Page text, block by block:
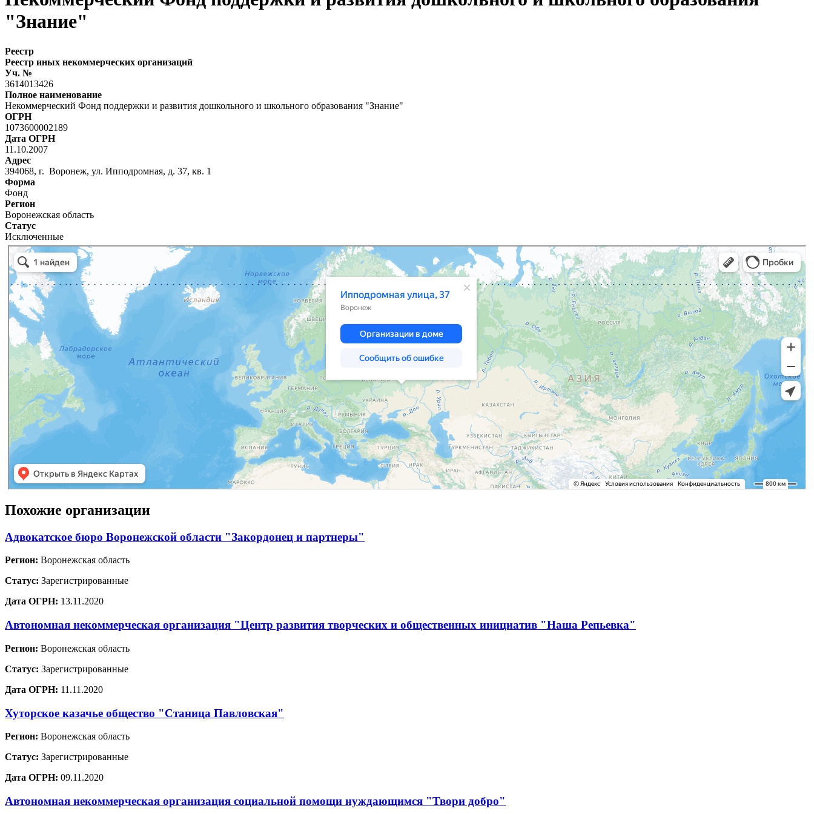
"Знание"
Реестр
Реестр иных некоммерческих организаций
Уч. №
3614013426
Полное наименование
Некоммерческий Фонд поддержки и развития дошкольного и школьного образования "Знание"
ОГРН
1073600002189
Дата ОГРН
11.10.2007
Адрес
394068, г. Воронеж, ул. Ипподромная, д. 37, кв. 1
Форма
Фонд
Регион
Воронежская область
Статус
Исключенные
Похожие организации
Адвокатское бюро Воронежской области "Закордонец и партнеры"
Регион: Воронежская область
Статус: Зарегистрированные
Дата ОГРН: 13.11.2020
Автономная некоммерческая организация "Центр развития творческих и общественных инициатив "Наша Репьевка"
Регион: Воронежская область
Статус: Зарегистрированные
Дата ОГРН: 11.11.2020
Хуторское казачье общество "Станица Павловская"
Регион: Воронежская область
Статус: Зарегистрированные
Дата ОГРН: 09.11.2020
Автономная некоммерческая организация социальной помощи нуждающимся "Твори добро"